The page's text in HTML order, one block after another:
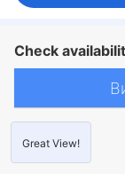
Check
Great View!